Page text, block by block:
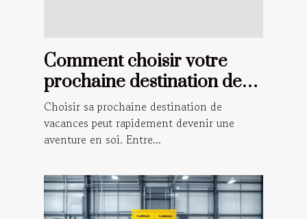
Comment choisir votre
prochaine destination de
vacances ?
Choisir sa prochaine destination de
vacances peut rapidement devenir une
aventure en soi. Entre...